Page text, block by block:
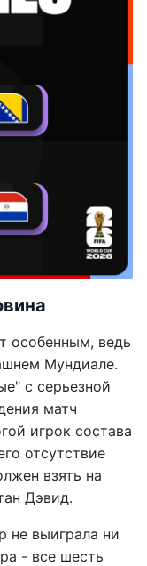
особенным, ведь
Мундиале.
с серьезной
матч
игрок состава
отсутствие
взять на
Дэвид.
не выиграла ни
- все шесть